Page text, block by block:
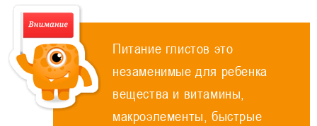
Питание глистов это
незаменимые для ребенка
вещества и витамины,
макроэлементы, быстрые